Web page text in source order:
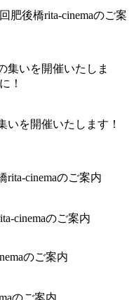
肥後橋rita-cinemaのご案
いを開催いたします！
cinemaのご案内
のご案内